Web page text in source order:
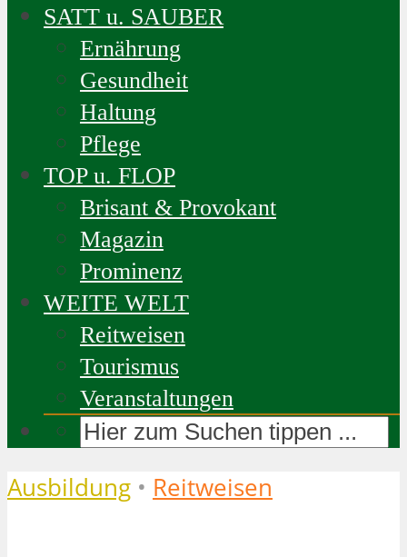
SATT u. SAUBER
Ernährung
Gesundheit
Haltung
Pflege
TOP u. FLOP
Brisant & Provokant
Magazin
Prominenz
WEITE WELT
Reitweisen
Tourismus
Veranstaltungen
Ausbildung • Reitweisen